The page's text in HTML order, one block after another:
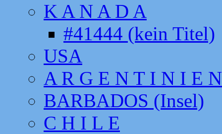
K A N A D A
#41444 (kein Titel)
USA
A R G E N T I N I E N
BARBADOS (Insel)
C H I L E